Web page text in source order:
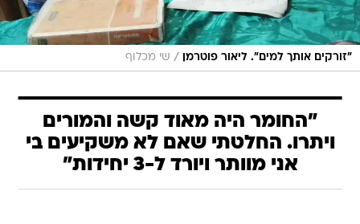
"זורקים אותך למים". ליאור פוטרמן / שי מכלוף
"החומר היה מאוד קשה והמורים
ויתרו. החלטתי שאם לא משקיעים בי
אני מוותר ויורד ל-3 יחידות"